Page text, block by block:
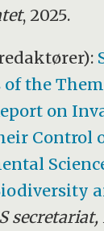
, 2025.
the
on
Control
secretariat,